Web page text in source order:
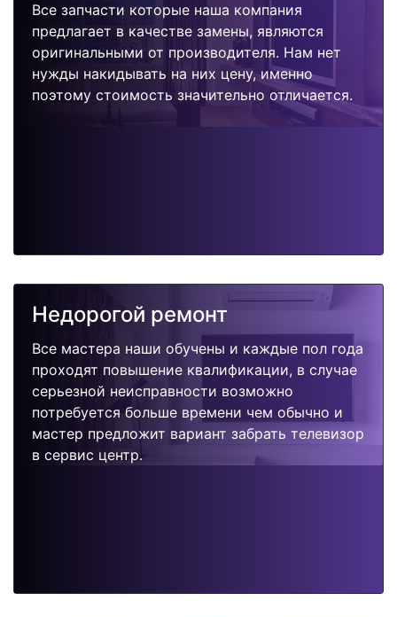
Все запчасти которые наша компания
предлагает в качестве замены, являются
оригинальными от производителя. Нам нет
нужды накидывать на них цену, именно
поэтому стоимость значительно отличается.
Недорогой ремонт
Все мастера наши обучены и каждые пол года
проходят повышение квалификации, в случае
серьезной неисправности возможно
потребуется больше времени чем обычно и
мастер предложит вариант забрать телевизор
в сервис центр.